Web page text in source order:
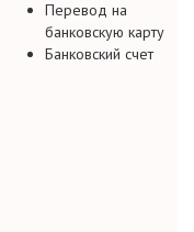
Перевод на
банковскую карту
Банковский счет